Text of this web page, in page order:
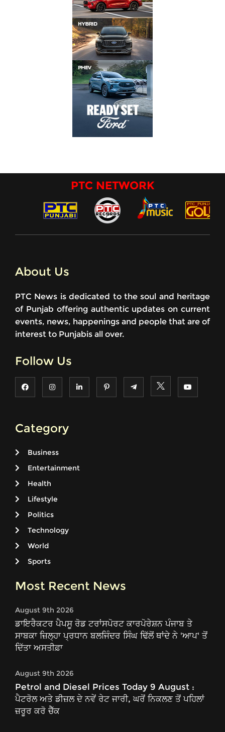
PTC NETWORK
About Us
PTC News is dedicated to the soul and heritage
of Punjab offering authentic updates on current
events, news, happenings and people that are of
interest to Punjabis all over.
Follow Us
Category
Business
Entertainment
Health
Lifestyle
Politics
Technology
World
Sports
Most Recent News
August 9th 2026
ਡਾਇਰੈਕਟਰ ਪੈਪਸੂ ਰੋਡ ਟਰਾਂਸਪੋਰਟ ਕਾਰਪੋਰੇਸ਼ਨ ਪੰਜਾਬ ਤੇ
ਸਾਬਕਾ ਜ਼ਿਲ੍ਹਾ ਪ੍ਰਧਾਨ ਬਲਜਿੰਦਰ ਸਿੰਘ ਢਿੱਲੋਂ ਥਾਂਦੇ ਨੇ 'ਆਪ' ਤੋਂ
ਦਿੱਤਾ ਅਸਤੀਫ਼ਾ
August 9th 2026
Petrol and Diesel Prices Today 9 August :
ਪੈਟਰੋਲ ਅਤੇ ਡੀਜ਼ਲ ਦੇ ਨਵੇਂ ਰੇਟ ਜਾਰੀ, ਘਰੋਂ ਨਿਕਲਣ ਤੋਂ ਪਹਿਲਾਂ
ਜ਼ਰੂਰ ਕਰੋ ਚੈੱਕ